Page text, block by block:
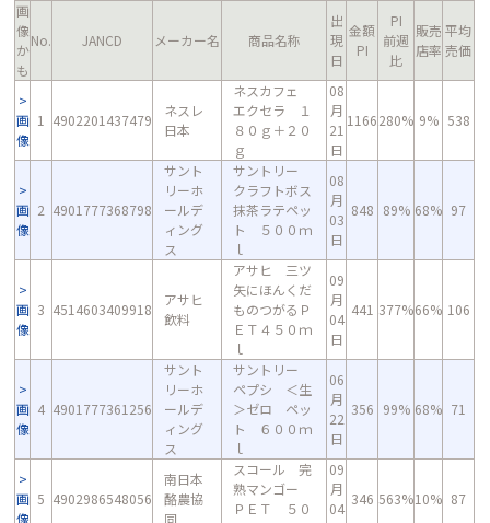
画
像
か
も
No. JANCD メーカー名 商品名称
出
現
日
金額
PI
PI
前週
比
販売
店率
平均
売価
画
像
1 4902201437479
ネスレ
日本
ネスカフェ
エクセラ １
８０ｇ＋２０
ｇ
08
月
21
日
1166280% 9% 538
画
像
2 4901777368798
サント
リーホ
ールデ
ィング
ス
サントリー
クラフトボス
抹茶ラテペッ
ト ５００ｍ
ｌ
08
月
03
日
848 89% 68% 97
画
像
3 4514603409918
アサヒ
飲料
アサヒ 三ツ
矢にほんくだ
ものつがるＰ
ＥＴ４５０ｍ
ｌ
09
月
04
日
441 377%66% 106
画
像
4 4901777361256
サント
リーホ
ールデ
ィング
ス
サントリー
ペプシ ＜生
＞ゼロ ペッ
ト ６００ｍ
ｌ
06
月
22
日
356 99% 68% 71
画
像
5 4902986548056
南日本
酪農協
同
スコール 完
熟マンゴー
ＰＥＴ ５０
09
月
04
346 563%10% 87